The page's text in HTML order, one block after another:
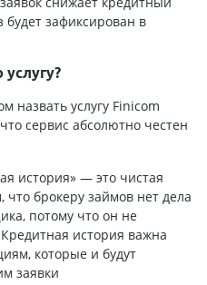
будет зафиксирован в
услугу Finicom
сервис абсолютно честен
история» — это чистая
что брокеру займов нет дела
потому что он не
история важна
которые и будут
заявки